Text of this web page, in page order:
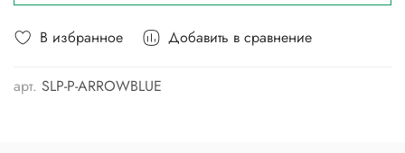
В избранное Добавить в сравнение
арт. SLP-P-ARROWBLUE